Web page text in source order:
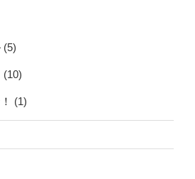
(5)
(10)
(1)